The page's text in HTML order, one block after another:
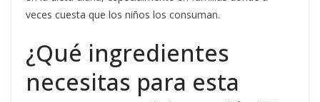
veces cuesta que los niños los consuman.
¿Qué ingredientes
necesitas para esta